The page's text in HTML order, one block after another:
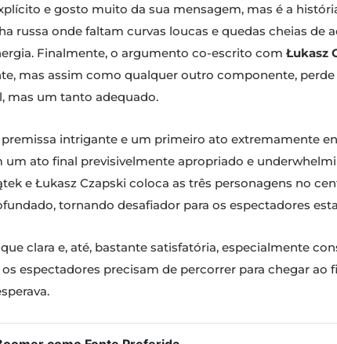
e gosto muito da sua mensagem, mas é a
russa onde faltam curvas loucas e quedas cheias de
Finalmente, o argumento co-escrito com Łukasz
mas assim como qualquer outro componente,
mas um tanto adequado.
intrigante e um primeiro ato extremamente
ato final previsivelmente apropriado e
e Łukasz Czapski coloca as três personagens no
tornando desafiador para os espectadores
clara e, até, bastante satisfatória, especialmente
espectadores precisam de percorrer para chegar